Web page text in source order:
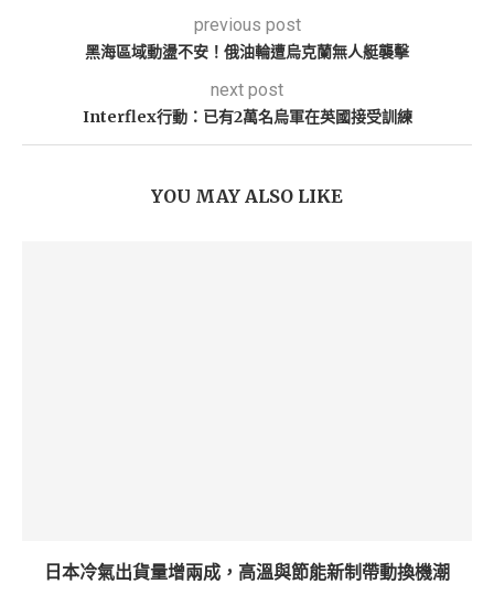
previous post
黑海區域動盪不安！俄油輪遭烏克蘭無人艇襲擊
next post
Interflex行動：已有2萬名烏軍在英國接受訓練
YOU MAY ALSO LIKE
日本冷氣出貨量增兩成，高溫與節能新制帶動換機潮